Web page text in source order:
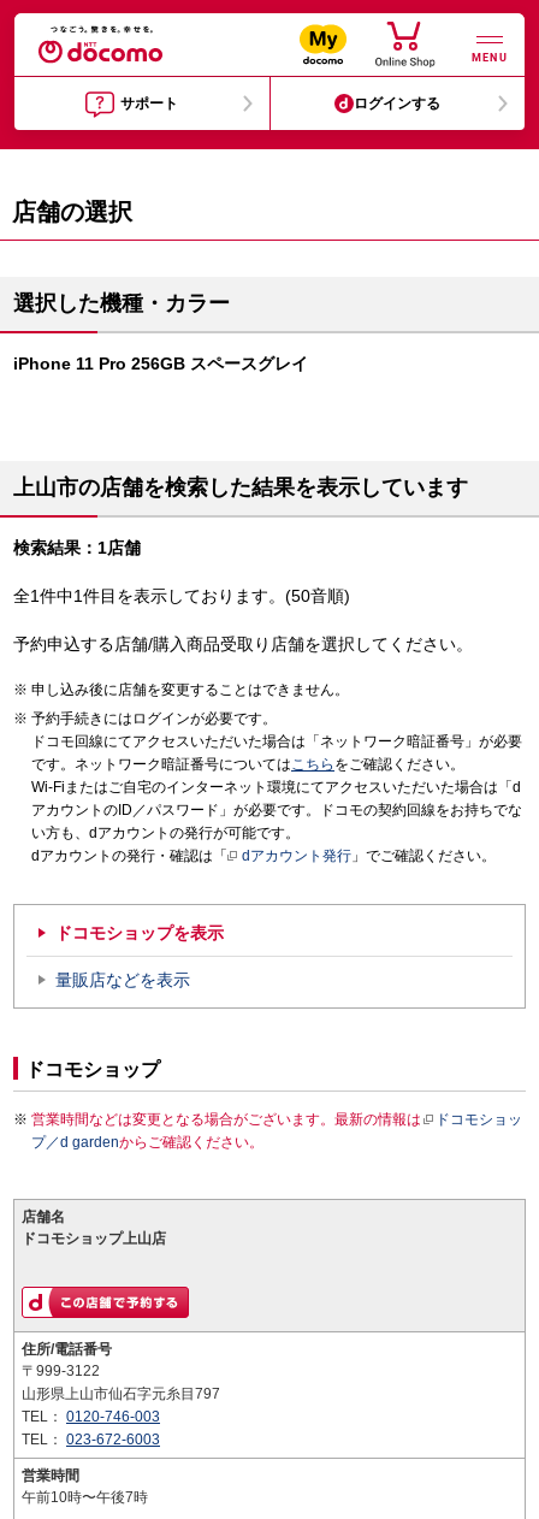
MENU
サポート ログインする
店舗の選択
選択した機種・カラー
iPhone 11 Pro 256GB スペースグレイ
上山市の店舗を検索した結果を表示しています
検索結果：1店舗
全1件中1件目を表示しております。(50音順)
予約申込する店舗/購入商品受取り店舗を選択してください。
申し込み後に店舗を変更することはできません。
予約手続きにはログインが必要です。
ドコモ回線にてアクセスいただいた場合は「ネットワーク暗証番号」が必要
です。ネットワーク暗証番号についてはこちら をご確認ください。
Wi-Fiまたはご自宅のインターネット環境にてアクセスいただいた場合は「d
アカウントのID／パスワード」が必要です。ドコモの契約回線をお持ちでな
い方も、dアカウントの発行が可能です。
dアカウントの発行・確認は「
dアカウント発行 」でご確認ください。
ドコモショップを表示
量販店などを表示
ドコモショップ
営業時間などは変更となる場合がございます。最新の情報は
ドコモショッ
プ／d gardenからご確認ください。
店舗名
ドコモショップ上山店
住所/電話番号
〒999-3122
山形県上山市仙石字元糸目797
TEL： 0120-746-003
TEL： 023-672-6003
営業時間
午前10時〜午後7時